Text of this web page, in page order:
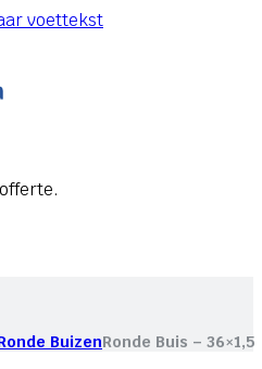
voettekst
BuizenRonde Buis – 36×1,5